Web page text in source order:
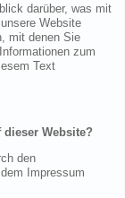
darüber, was mit
Website
mit denen Sie
zum
Text
Website?
den
Impressum